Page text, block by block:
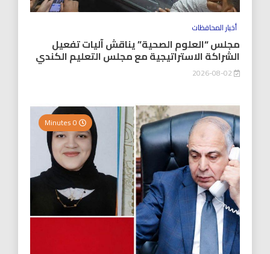
أخبار المحافظات
مجلس “العلوم الصحية” يناقش آليات تفعيل
الشراكة الاستراتيجية مع مجلس التعليم الكندي